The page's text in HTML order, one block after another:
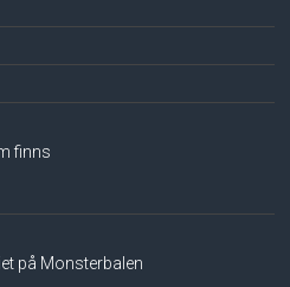
finns
på Monsterbalen